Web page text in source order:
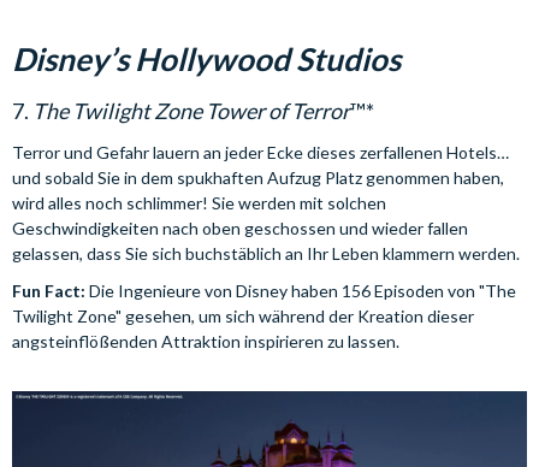
Disney’s Hollywood Studios
7. The Twilight Zone Tower of Terror™*
Terror und Gefahr lauern an jeder Ecke dieses zerfallenen Hotels…
und sobald Sie in dem spukhaften Aufzug Platz genommen haben,
wird alles noch schlimmer! Sie werden mit solchen
Geschwindigkeiten nach oben geschossen und wieder fallen
gelassen, dass Sie sich buchstäblich an Ihr Leben klammern werden.
Fun Fact: Die Ingenieure von Disney haben 156 Episoden von "The
Twilight Zone" gesehen, um sich während der Kreation dieser
angsteinflößenden Attraktion inspirieren zu lassen.